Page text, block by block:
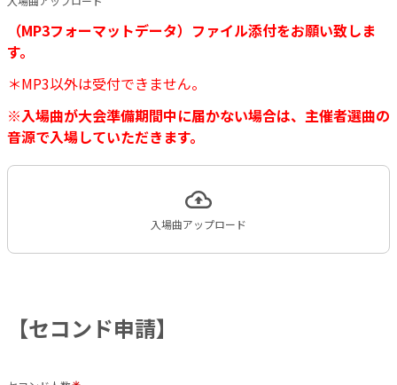
（MP3フォーマットデータ）ファイル添付をお願い致しま
す。
＊MP3以外は受付できません。
※入場曲が大会準備期間中に届かない場合は、主催者選曲の
音源で入場していただきます。
入場曲アップロード
【セコンド申請】